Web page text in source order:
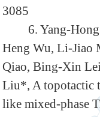
3085
6. Yang-
Heng Wu, Li-Jiao
Qiao, Bing-Xin
Liu*, A topotactic
like mixed-phase